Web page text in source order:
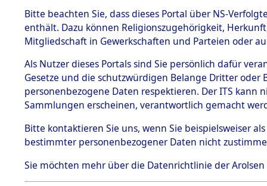
BESTÄNDE
1.
mente
5. Verschiedenes
5.3
Todesmärsche
5.3.1 Alliierte
Erhebungen
zu
Todesmärsch
en
5.3.2
Bitte beachten Sie, dass dieses Portal über NS-
enthält. Dazu können Religionszugehörigkeit,
Mitgliedschaft in Gewerkschaften und Parteien oder
Als Nutzer dieses Portals sind Sie persönlich dafür
Gesetze und die schutzwürdigen Belange Dritter
personenbezogene Daten respektieren. Der ITS
Sammlungen erscheinen, verantwortlich gemacht
Bitte kontaktieren Sie uns, wenn Sie beispielsweiser
bestimmter personenbezogener Daten nicht
Sie möchten mehr über die Datenrichtlinie der Arolsen